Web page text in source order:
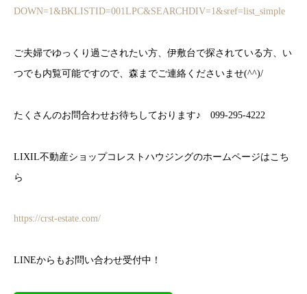
DOWN=1&BKLISTID=001LPC&SEARCHDIV=1&sref=list_simple
ご夫婦でゆっくり過ごされたい方、伊敷台で探されている方、い
つでも内覧可能ですので、森までご連絡くださいませ(^^)/
たくさんのお問合わせお待ちしております♪ 099-295-4222
LIXIL不動産ショップコレストハウジングのホームページはこち
ら
https://crst-estate.com/
LINEからもお問い合わせ受付中！